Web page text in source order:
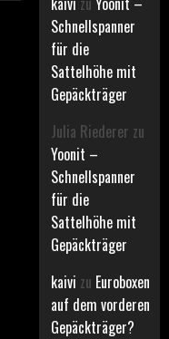
Schnellspanner
für die
Sattelhöhe mit
Gepäckträger
Julia Riederer zu
Yoonit –
Schnellspanner
für die
Sattelhöhe mit
Gepäckträger
kaivi zu Euroboxen
auf dem vorderen
Gepäckträger?